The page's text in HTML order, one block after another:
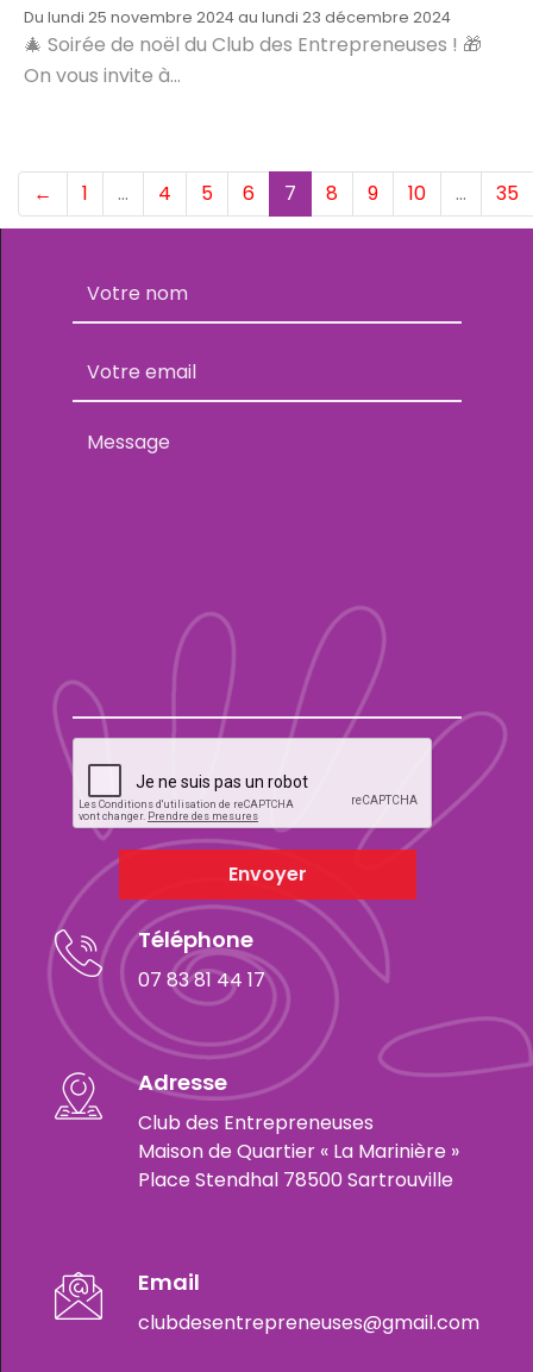
Du lundi 25 novembre 2024 au lundi 23 décembre 2024
🎄 Soirée de noël du Club des Entrepreneuses ! 🎁
On vous invite à...
← 1 … 4 5 6 7 (current)
8 9 10 … 35
Envoyer
Téléphone
07 83 81 44 17
Adresse
Club des Entrepreneuses
Maison de Quartier « La Marinière »
Place Stendhal 78500 Sartrouville
Email
clubdesentrepreneuses@gmail.com